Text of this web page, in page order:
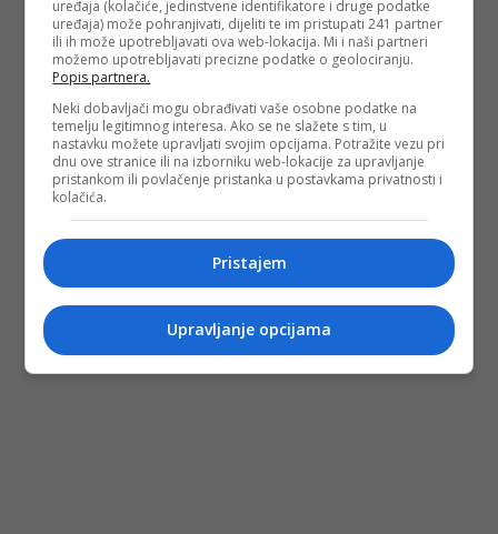
uređaja (kolačiće, jedinstvene identifikatore i druge podatke
uređaja) može pohranjivati, dijeliti te im pristupati 241 partner
ili ih može upotrebljavati ova web-lokacija. Mi i naši partneri
možemo upotrebljavati precizne podatke o geolociranju.
Popis partnera.
Neki dobavljači mogu obrađivati vaše osobne podatke na
temelju legitimnog interesa. Ako se ne slažete s tim, u
nastavku možete upravljati svojim opcijama. Potražite vezu pri
dnu ove stranice ili na izborniku web-lokacije za upravljanje
pristankom ili povlačenje pristanka u postavkama privatnosti i
kolačića.
Pristajem
Upravljanje opcijama